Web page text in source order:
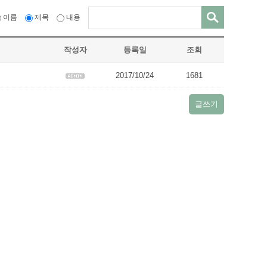
이름 제목 내용
작성자 등록일 조회
2017/10/24 1681
글쓰기